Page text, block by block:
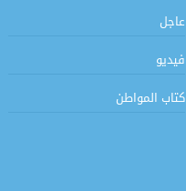
عاجل
فيديو
كتاب المواطن